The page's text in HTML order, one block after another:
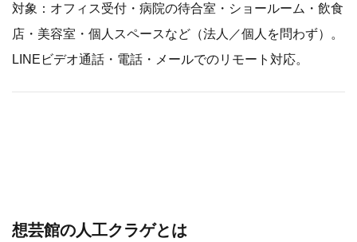
対象：オフィス受付・病院の待合室・ショールーム・飲食
店・美容室・個人スペースなど（法人／個人を問わず）。
LINEビデオ通話・電話・メールでのリモート対応。
想芸館の人工クラゲとは